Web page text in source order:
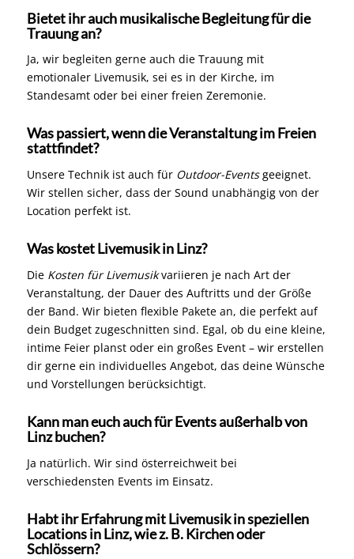
Bietet ihr auch musikalische Begleitung für die
Trauung an?
Ja, wir begleiten gerne auch die Trauung mit
emotionaler Livemusik, sei es in der Kirche, im
Standesamt oder bei einer freien Zeremonie.
Was passiert, wenn die Veranstaltung im Freien
stattfindet?
Unsere Technik ist auch für Outdoor-Eventsgeeignet.
Wir stellen sicher, dass der Sound unabhängig von der
Location perfekt ist.
Was kostet Livemusik in Linz?
Die Kosten für Livemusikvariieren je nach Art der
Veranstaltung, der Dauer des Auftritts und der Größe
der Band. Wir bieten flexible Pakete an, die perfekt auf
dein Budget zugeschnitten sind. Egal, ob du eine kleine,
intime Feier planst oder ein großes Event – wir erstellen
dir gerne ein individuelles Angebot, das deine Wünsche
und Vorstellungen berücksichtigt.
Kann man euch auch für Events außerhalb von
Linz buchen?
Ja natürlich. Wir sind österreichweit bei
verschiedensten Events im Einsatz.
Habt ihr Erfahrung mit Livemusik in speziellen
Locations in Linz, wie z. B. Kirchen oder
Schlössern?